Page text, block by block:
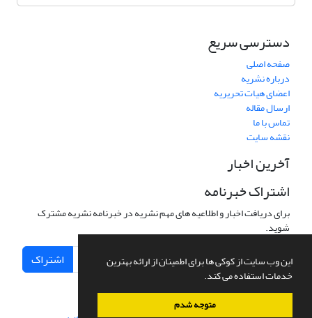
این وب سایت از کوکی ها برای اطمینان از ارائه بهترین
خدمات استفاده می کند.
متوجه شدم
دسترسی سریع
صفحه اصلی
درباره نشریه
اعضای هیات تحریریه
ارسال مقاله
تماس با ما
نقشه سایت
آخرین اخبار
اشتراک خبرنامه
برای دریافت اخبار و اطلاعیه های مهم نشریه در خبرنامه نشریه مشترک
شوید.
اشتراک